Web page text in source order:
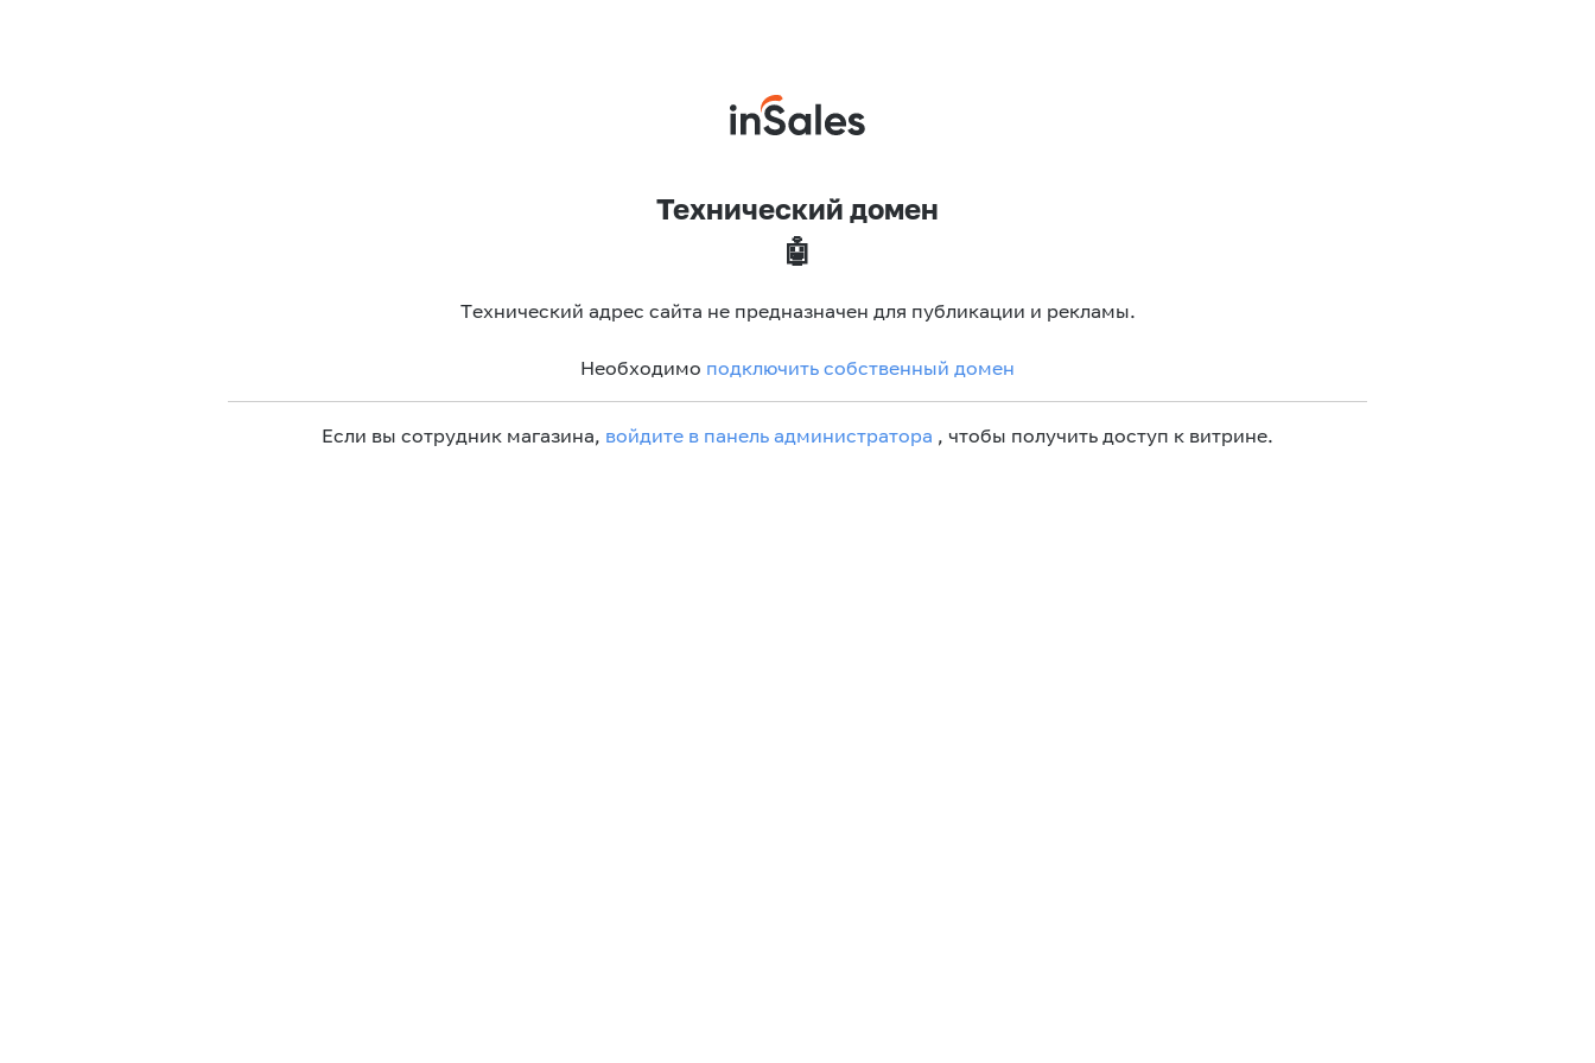
Технический домен
🤖
Технический адрес сайта не предназначен для публикации и рекламы.
Необходимо подключить собственный домен
Если вы сотрудник магазина, войдите в панель администратора , чтобы получить доступ к витрине.